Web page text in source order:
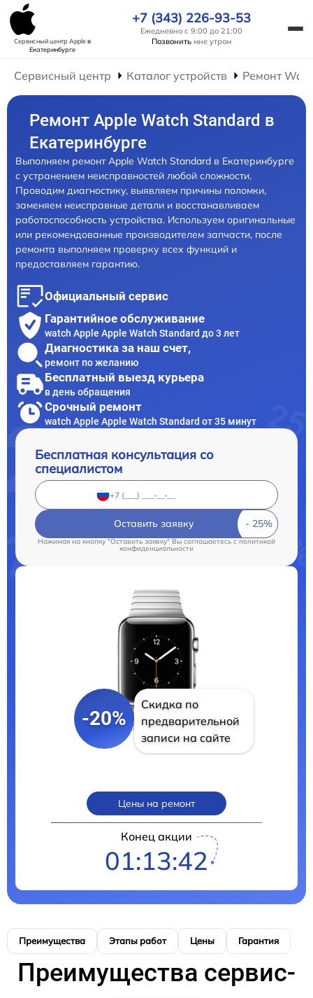
Сервисный центр Appleв
Екатеринбурге
+7 (343) 226-93-53
Ежедневно с 9:00 до 21:00
Позвонить мне утром
Сервисный центр Каталог устройств Ремонт
Ремонт Apple Watch Standard в
Екатеринбурге
Выполняем ремонт Apple Watch Standard в Екатеринбурге
с устранением неисправностей любой сложности.
Проводим диагностику, выявляем причины поломки,
заменяем неисправные детали и восстанавливаем
работоспособность устройства. Используем оригинальные
или рекомендованные производителем запчасти, после
ремонта выполняем проверку всех функций и
предоставляем гарантию.
Официальный сервис
Гарантийное обслуживание
watch Apple Apple Watch Standard до 3 лет
Диагностика за наш счет,
ремонт по желанию
Бесплатный выезд курьера
в день обращения
Срочный ремонт
watch Apple Apple Watch Standard от 35 минут
Бесплатная консультация со
специалистом
Оставить заявку
Нажимая на кнопку "Оставить заявку" Вы соглашаетесь cполитикой
конфиденциальности
-20%
Скидка по
предварительной
записи на сайте
Цены на ремонт
Конец акции
01:13:41
Преимущества Этапы работ Цены Гарантия
Преимущества сервис-